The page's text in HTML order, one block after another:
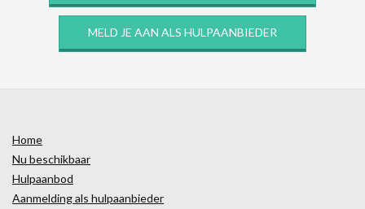
MELD JE AAN ALS HULPAANBIEDER
Home
Nu beschikbaar
Hulpaanbod
Aanmelding als hulpaanbieder